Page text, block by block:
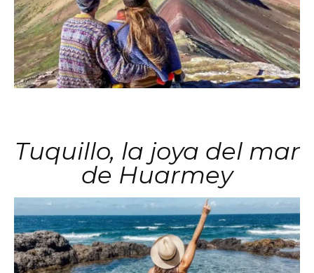
Tuquillo, la joya del mar
de Huarmey